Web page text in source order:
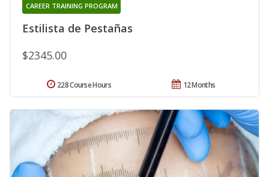
Estilista de Pestañas
CAREER TRAINING PROGRAM
$2345.00
12 Months
228 Course Hours